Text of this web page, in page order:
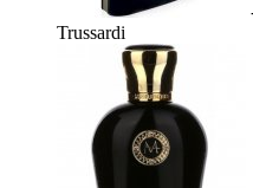
Trussardi